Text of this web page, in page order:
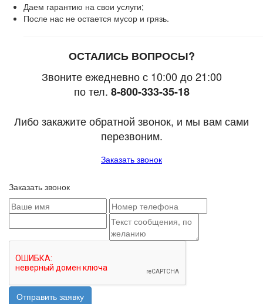
Даем гарантию на свои услуги;
После нас не остается мусор и грязь.
ОСТАЛИСЬ ВОПРОСЫ?
Звоните ежедневно с 10:00 до 21:00
по тел. 8-800-333-35-18
Либо закажите обратной звонок, и мы вам сами
перезвоним.
Заказать звонок
Заказать звонок
Отправить заявку